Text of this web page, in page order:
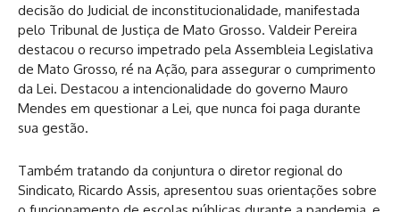
decisão do Judicial de inconstitucionalidade, manifestada
pelo Tribunal de Justiça de Mato Grosso. Valdeir Pereira
destacou o recurso impetrado pela Assembleia Legislativa
de Mato Grosso, ré na Ação, para assegurar o cumprimento
da Lei. Destacou a intencionalidade do governo Mauro
Mendes em questionar a Lei, que nunca foi paga durante
sua gestão.
Também tratando da conjuntura o diretor regional do
Sindicato, Ricardo Assis, apresentou suas orientações sobre